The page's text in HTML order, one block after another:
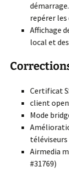
repérer les
Affichage
local et des
Certificat
client
Mode
téléviseurs
Airmedia
#31769)